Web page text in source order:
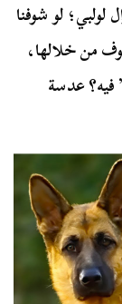
لو شوفنا
من خلالها،
فيه؟ عدسة